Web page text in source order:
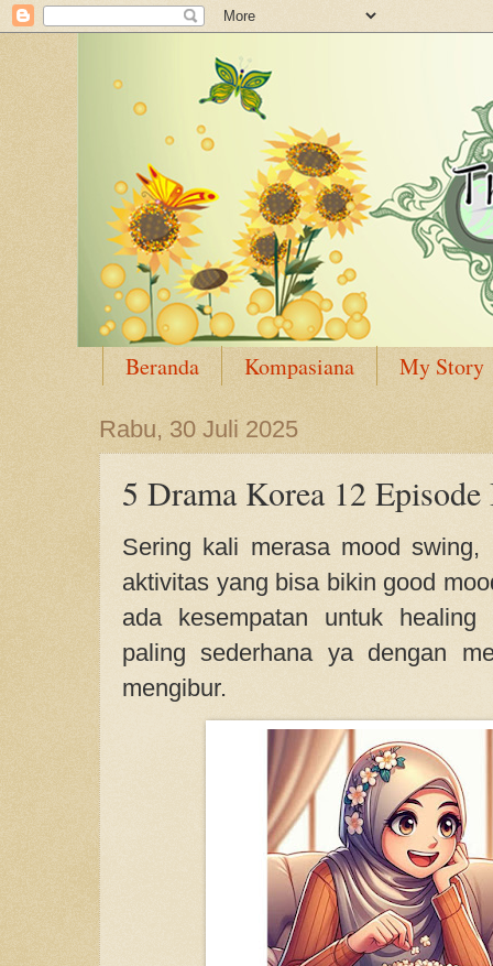
Beranda Kompasiana My Story
Rabu, 30 Juli 2025
5 Drama Korea 12
Sering kali merasa mood
aktivitas yang bisa bikin good
ada kesempatan untuk healing
paling sederhana ya dengan
mengibur.